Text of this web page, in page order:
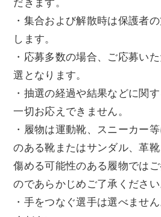
だきます。
・集合および解散時は保護者
します。
・応募多数の場合、ご応募い
選となります。
・抽選の経過や結果などに関
一切お応えできません。
・履物は運動靴、スニーカー
のある靴またはサンダル、革
傷める可能性のある履物では
のであらかじめご了承ください
・手をつなぐ選手は選べませ